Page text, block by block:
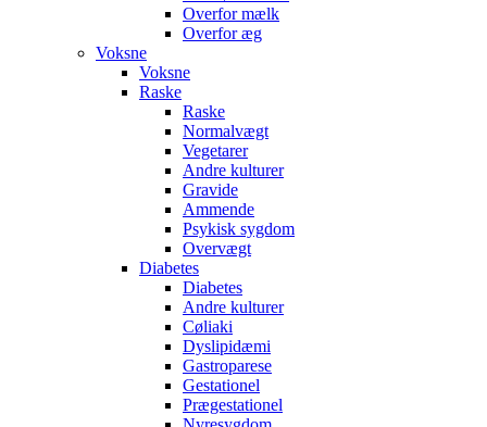
Overfor mælk
Overfor æg
Voksne
Voksne
Raske
Raske
Normalvægt
Vegetarer
Andre kulturer
Gravide
Ammende
Psykisk sygdom
Overvægt
Diabetes
Diabetes
Andre kulturer
Cøliaki
Dyslipidæmi
Gastroparese
Gestationel
Prægestationel